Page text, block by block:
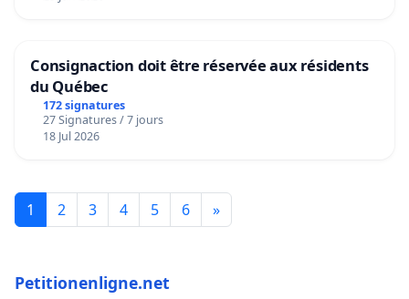
Consignaction doit être réservée aux résidents
du Québec
172 signatures
27 Signatures / 7 jours
18 Jul 2026
1 2 3 4 5 6 »
Petitionenligne.net